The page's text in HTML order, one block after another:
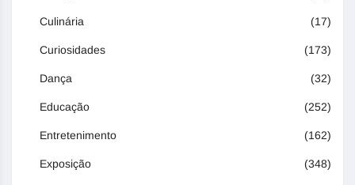
Culinária (17)
Curiosidades (173)
Dança (32)
Educação (252)
Entretenimento (162)
Exposição (348)